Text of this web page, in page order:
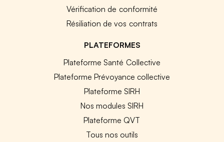
Vérification de conformité
Résiliation de vos contrats
PLATEFORMES
Plateforme Santé Collective
Plateforme Prévoyance collective
Plateforme SIRH
Nos modules SIRH
Plateforme QVT
Tous nos outils